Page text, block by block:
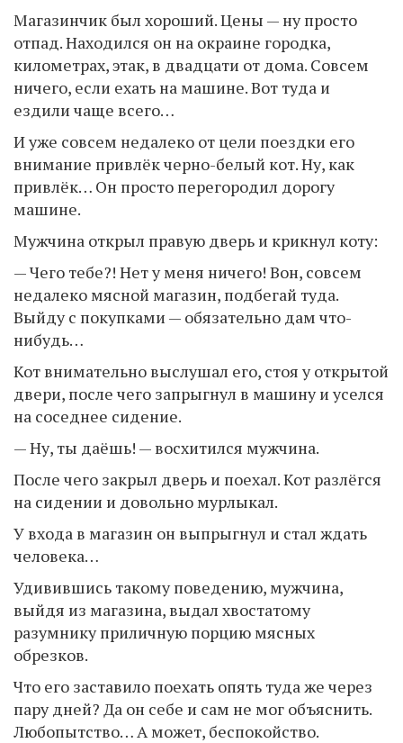
Магазинчик был хороший. Цены — ну просто
отпад. Находился он на окраине городка,
километрах, этак, в двадцати от дома. Совсем
ничего, если ехать на машине. Вот туда и
ездили чаще всего…
И уже совсем недалеко от цели поездки его
внимание привлёк черно-белый кот. Ну, как
привлёк… Он просто перегородил дорогу
машине.
Мужчина открыл правую дверь и крикнул коту:
— Чего тебе?! Нет у меня ничего! Вон, совсем
недалеко мясной магазин, подбегай туда.
Выйду с покупками — обязательно дам что-
нибудь…
Кот внимательно выслушал его, стоя у открытой
двери, после чего запрыгнул в машину и уселся
на соседнее сидение.
— Ну, ты даёшь! — восхитился мужчина.
После чего закрыл дверь и поехал. Кот разлёгся
на сидении и довольно мурлыкал.
У входа в магазин он выпрыгнул и стал ждать
человека…
Удивившись такому поведению, мужчина,
выйдя из магазина, выдал хвостатому
разумнику приличную порцию мясных
обрезков.
Что его заставило поехать опять туда же через
пару дней? Да он себе и сам не мог объяснить.
Любопытство… А может, беспокойство.